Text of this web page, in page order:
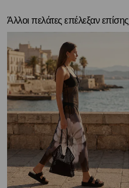
Άλλοι πελάτες επέλεξαν επίσης